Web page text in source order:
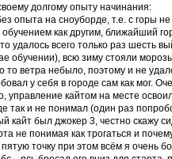
долгому опыту начинания:
опыта на сноуборде, т.е. с горы не
как другим, ближайший
удалось всего только раз шесть
обучении), всю зиму стояли
то ветра небыло, поэтому и не
у себя в городе сам как мог.
управление кайтом на месте
так и не понимал (один раз
кайт был джокер 3, честно скажу
не понимая как трогаться и
точку при этом всём я очень